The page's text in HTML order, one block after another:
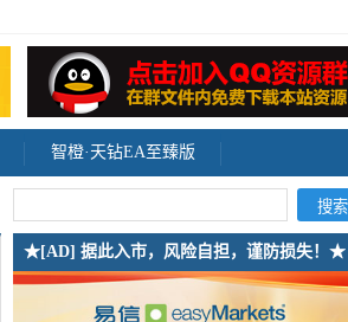
智橙·天钻EA至臻版
★[AD] 据此入市，风险自担，谨防损失！★